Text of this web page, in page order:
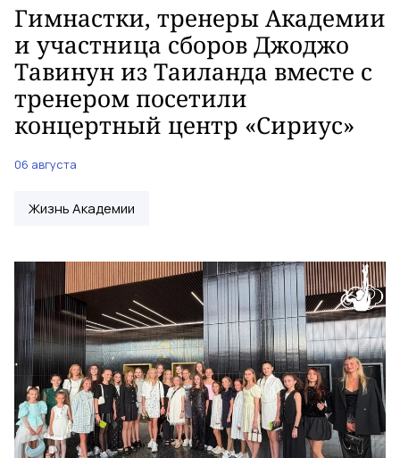
Гимнастки, тренеры Академии
и участница сборов Джоджо
Тавинун из Таиланда вместе с
тренером посетили
концертный центр «Сириус»
06 августа
Жизнь Академии